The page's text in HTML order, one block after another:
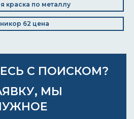
краска по металлу
62 цена
С ПОИСКОМ?
МЫ